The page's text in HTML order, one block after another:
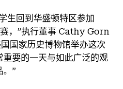
生回到华盛顿特区参加
，”执行董事 Cathy Gorn
国家历史博物馆举办这次
要的一天与如此广泛的观
。”